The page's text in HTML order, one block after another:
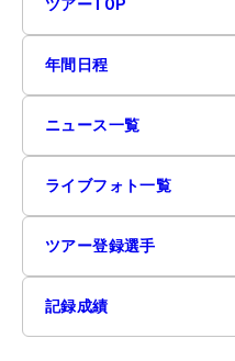
ツアーTOP
年間日程
ニュース一覧
ライブフォト一覧
ツアー登録選手
記録成績